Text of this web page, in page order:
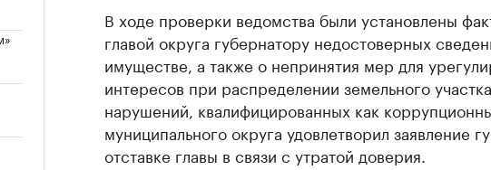
В ходе проверки ведомства были установлены
главой округа губернатору недостоверных
имуществе, а также о непринятия мер для
интересов при распределении земельного
нарушений, квалифицированных как
муниципального округа удовлетворил заявление
отставке главы в связи с утратой доверия.